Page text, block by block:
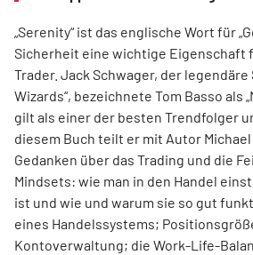
„Serenity“ ist das englische Wort für
Sicherheit eine wichtige Eigenschaft
Trader. Jack Schwager, der legendäre
Wizards“, bezeichnete Tom Basso als
gilt als einer der besten Trendfolger
diesem Buch teilt er mit Autor
Gedanken über das Trading und die
Mindsets: wie man in den Handel
ist und wie und warum sie so gut
eines Handelssystems;
Kontoverwaltung; die Work-Life-